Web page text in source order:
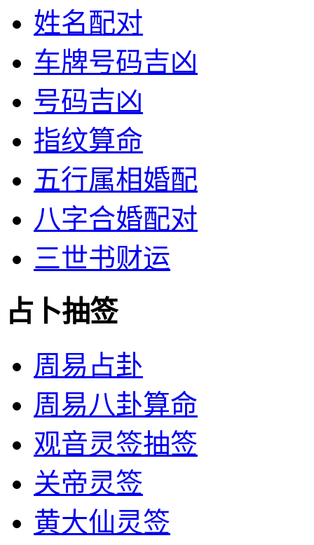
姓名配对
车牌号码吉凶
号码吉凶
指纹算命
五行属相婚配
八字合婚配对
三世书财运
占卜抽签
周易占卦
周易八卦算命
观音灵签抽签
关帝灵签
黄大仙灵签